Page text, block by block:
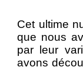
Cet ultime
que nous
par leur
avons